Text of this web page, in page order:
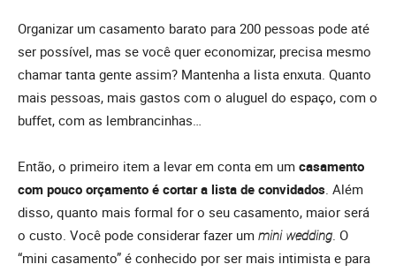
Organizar um casamento barato para 200 pessoas pode até
ser possível, mas se você quer economizar, precisa mesmo
chamar tanta gente assim? Mantenha a lista enxuta. Quanto
mais pessoas, mais gastos com o aluguel do espaço, com o
buffet, com as lembrancinhas…
Então, o primeiro item a levar em conta em um casamento
com pouco orçamento é cortar a lista de convidados . Além
disso, quanto mais formal for o seu casamento, maior será
o custo. Você pode considerar fazer um mini wedding . O
“mini casamento” é conhecido por ser mais intimista e para